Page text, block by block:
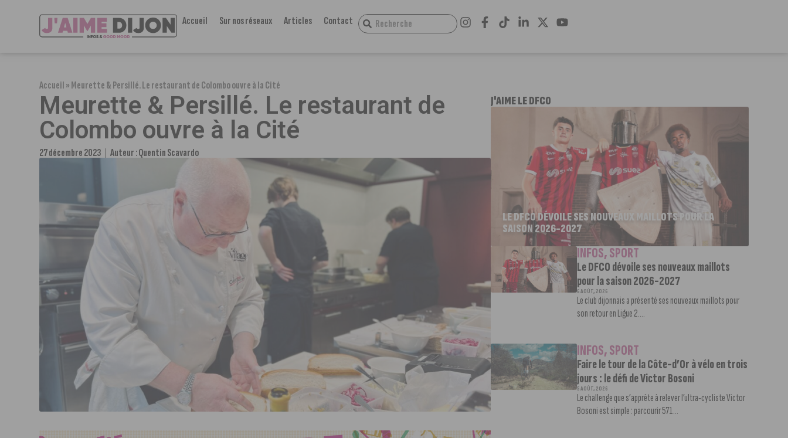
Accueil Sur nos réseaux Articles Contact
Accueil»Meurette & Persillé. Le restaurant de Colombo ouvre à la Cité
Meurette & Persillé. Le restaurant de
Colombo ouvre à la Cité
27 décembre 2023 Auteur :Quentin Scavardo
J'AIME LE DFCO
LE DFCO DÉVOILE SES NOUVEAUX MAILLOTS POUR LA
SAISON 2026-2027
INFOS,SPORT
Le DFCO dévoile ses nouveaux maillots
pour la saison 2026-2027
6 AOÛT, 2026
Le club dijonnais a présenté ses nouveaux maillots pour
son retour en Ligue 2....
INFOS,SPORT
Faire le tour de la Côte-d’Or à vélo en trois
jours : le défi de Victor Bosoni
5 AOÛT, 2026
Le challenge que s’apprête à relever l’ultra-cycliste Victor
Bosoni est simple : parcourir 571...